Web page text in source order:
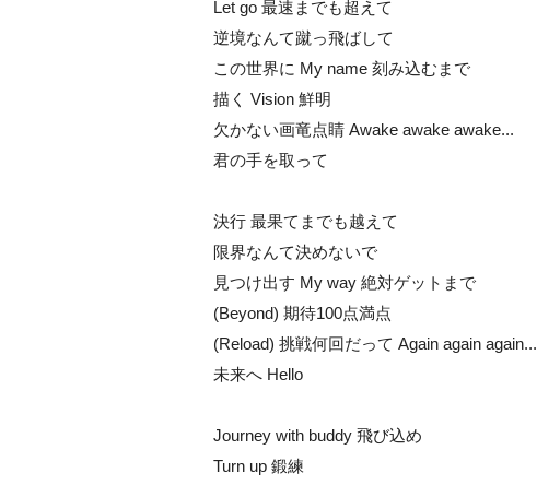
Let go 最速までも超えて
逆境なんて蹴っ飛ばして
この世界に My name 刻み込むまで
描く Vision 鮮明
欠かない画竜点睛 Awake awake awake...
君の手を取って
決行 最果てまでも越えて
限界なんて決めないで
見つけ出す My way 絶対ゲットまで
(Beyond) 期待100点満点
(Reload) 挑戦何回だって Again again again...
未来へ Hello
Journey with buddy 飛び込め
Turn up 鍛練